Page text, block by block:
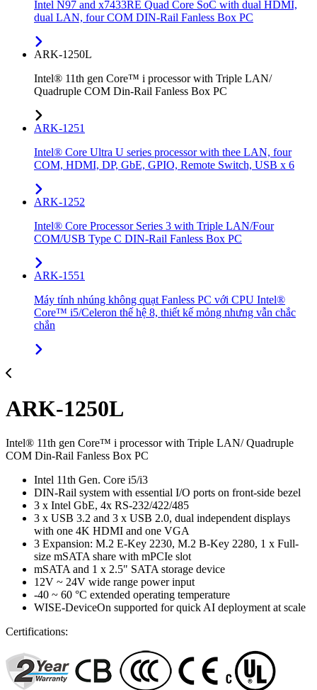
Intel N97 and x7433RE Quad Core SoC with dual HDMI,
dual LAN, four COM DIN-Rail Fanless Box PC
ARK-1250L
Intel® 11th gen Core™ i processor with Triple LAN/
Quadruple COM Din-Rail Fanless Box PC
ARK-1251
Intel® Core Ultra U series processor with thee LAN, four
COM, HDMI, DP, GbE, GPIO, Remote Switch, USB x 6
ARK-1252
Intel® Core Processor Series 3 with Triple LAN/Four
COM/USB Type C DIN-Rail Fanless Box PC
ARK-1551
Máy tính nhúng không quạt Fanless PC với CPU Intel®
Core™ i5/Celeron thế hệ 8, thiết kế mỏng nhưng vẫn chắc
chắn
ARK-1250L
Intel® 11th gen Core™ i processor with Triple LAN/ Quadruple
COM Din-Rail Fanless Box PC
Intel 11th Gen. Core i5/i3
DIN-Rail system with essential I/O ports on front-side bezel
3 x Intel GbE, 4x RS-232/422/485
3 x USB 3.2 and 3 x USB 2.0, dual independent displays
with one 4K HDMI and one VGA
3 Expansion: M.2 E-Key 2230, M.2 B-Key 2280, 1 x Full-
size mSATA share with mPCIe slot
mSATA and 1 x 2.5" SATA storage device
12V ~ 24V wide range power input
-40 ~ 60 °C extended operating temperature
WISE-DeviceOn supported for quick AI deployment at scale
Certifications: